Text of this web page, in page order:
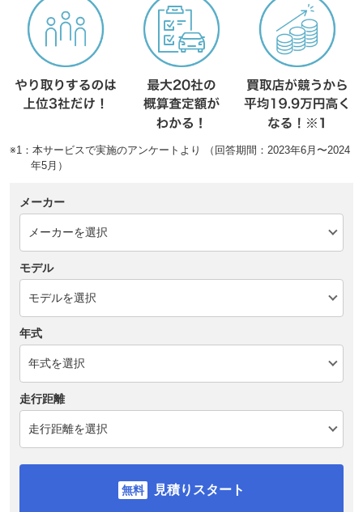
※1：本サービスで実施のアンケートより （回答期間：2023年6月〜2024
年5月）
メーカー
モデル
年式
走行距離
見積りスタート